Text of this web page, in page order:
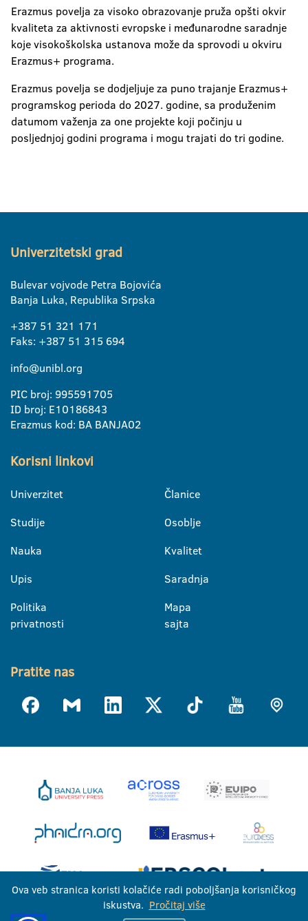
Erazmus povelja za visoko obrazovanje pruža opšti okvir
kvaliteta za aktivnosti evropske i međunarodne saradnje
koje visokoškolska ustanova može da sprovodi u okviru
Erazmus+ programa.
Erazmus povelja se dodjeljuje za puno trajanje Erazmus+
programskog perioda do 2027. godine, sa produženim
datumom važenja za one projekte koji počinju u
posljednjoj godini programa i mogu trajati do tri godine.
Univerzitetski grad
Bulevar vojvode Petra Bojovića
Banja Luka, Republika Srpska
+387 51 321 171
Faks: +387 51 315 694
info@unibl.org
PIC broj: 995591705
ID broj: E10186843
Erazmus kod: BA BANJA02
Korisni linkovi
Univerzitet
Studije
Nauka
Upis
Politika
privatnosti
Članice
Osoblje
Kvalitet
Saradnja
Mapa
sajta
Pratite nas
Ova veb stranica koristi kolačiće radi poboljšanja korisničkog
iskustva. Pročitaj više